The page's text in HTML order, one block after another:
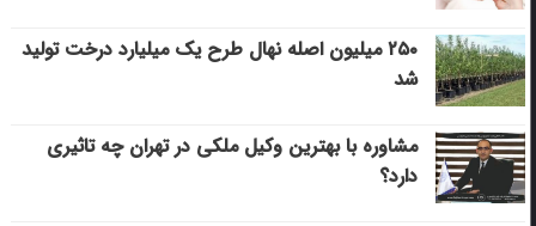
۲۵۰ میلیون اصله نهال طرح یک میلیارد درخت تولید
شد
مشاوره با بهترین وکیل ملکی در تهران چه تاثیری
دارد؟